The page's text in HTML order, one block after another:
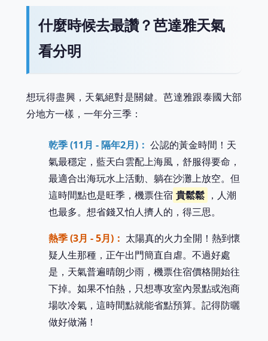
什麼時候去最讚？芭達雅天氣
看分明
想玩得盡興，天氣絕對是關鍵。芭達雅跟泰國大部
分地方一樣，一年分三季：
乾季 (11月 - 隔年2月)： 公認的黃金時間！天
氣最穩定，藍天白雲配上海風，舒服得要命，
最適合出海玩水上活動、躺在沙灘上放空。但
這時間點也是旺季，機票住宿 貴鬆鬆 ，人潮
也最多。想省錢又怕人擠人的，得三思。
熱季 (3月 - 5月)： 太陽真的火力全開！熱到懷
疑人生那種，正午出門簡直自虐。不過好處
是，天氣普遍晴朗少雨，機票住宿價格開始往
下掉。如果不怕熱，只想專攻室內景點或泡商
場吹冷氣，這時間點就能省點預算。記得防曬
做好做滿！